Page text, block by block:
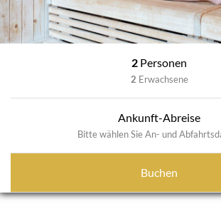
2 Personen
2 Erwachsene
Ankunft-Abreise
Bitte wählen Sie An- und
Buchen